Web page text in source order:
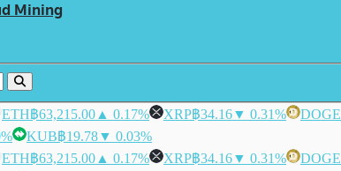
Mining
ETH฿63,215.00 ▲ 0.17% XRP฿34.16▼ 0.31% DOGE
KUB฿19.78▼ 0.03%
ETH฿63,215.00 ▲ 0.17% XRP฿34.16▼ 0.31% DOGE